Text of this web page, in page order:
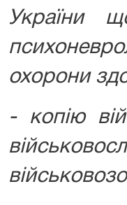
України
охорони
- копію